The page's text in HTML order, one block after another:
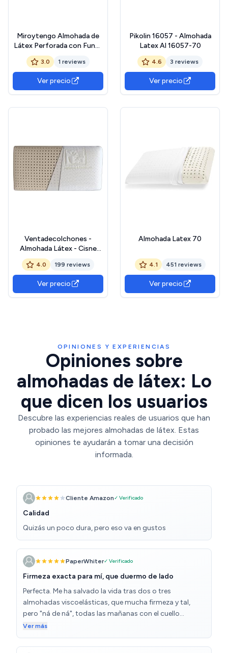
Miroytengo Almohada de
Látex Perforada con Funda
70 cm
3.0 1 reviews
Ver precio
Pikolin 16057 - Almohada
Latex Al 16057-70
4.6 3 reviews
Ver precio
Ventadecolchones -
Almohada Látex - Cisne
Acolchada - Firmeza
Baja/Blanda - 75 cm
4.0 199 reviews
Ver precio
Almohada Latex 70
4.1 451 reviews
Ver precio
OPINIONES Y EXPERIENCIAS
Opiniones sobre
almohadas de látex: Lo
que dicen los usuarios
Descubre las experiencias reales de usuarios que han
probado las mejores almohadas de látex. Estas
opiniones te ayudarán a tomar una decisión
informada.
Cliente Amazon✓ Verificado
Calidad
Quizás un poco dura, pero eso va en gustos
PaperWhiter✓ Verificado
Firmeza exacta para mí, que duermo de lado
Perfecta. Me ha salvado la vida tras dos o tres
almohadas viscoelásticas, que mucha firmeza y tal,
pero "ná de ná", todas las mañanas con el cuello
dolorido, dinero tirado a la basura. Viene con una funda
muy elegante y el olor tampoco es para tanto, tiene un
toque cítrico.
Ver más